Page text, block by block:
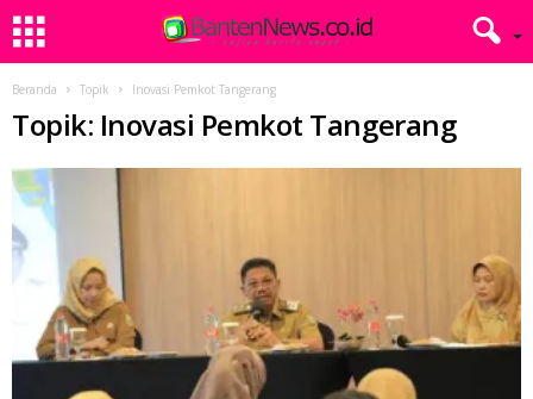
Beranda Topik Inovasi Pemkot Tangerang
Topik: Inovasi Pemkot Tangerang